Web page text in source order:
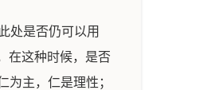
处是否仍可以用
在这种时候，是否
为主，仁是理性；